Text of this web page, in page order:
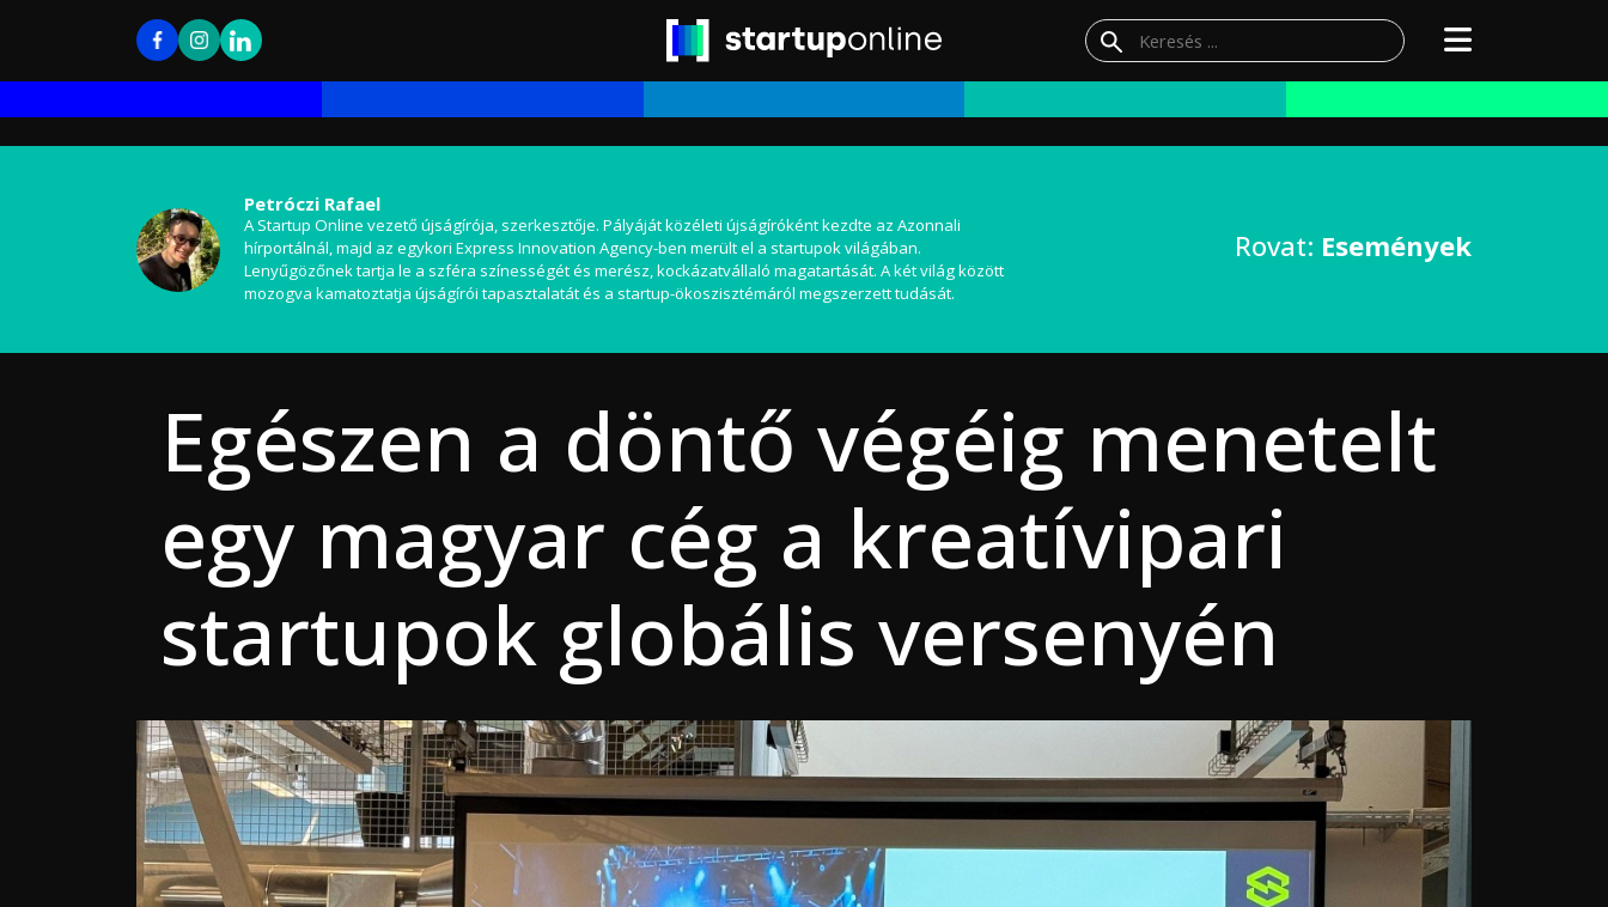
Petróczi Rafael
A Startup Online vezető újságírója, szerkesztője. Pályáját közéleti újságíróként kezdte az Azonnali
hírportálnál, majd az egykori Express Innovation Agency-ben merült el a startupok világában.
Lenyűgözőnek tartja le a szféra színességét és merész, kockázatvállaló magatartását. A két világ között
mozogva kamatoztatja újságírói tapasztalatát és a startup-ökoszisztémáról megszerzett tudását.
Rovat: Események
Egészen a döntő végéig menetelt
egy magyar cég a kreatívipari
startupok globális versenyén